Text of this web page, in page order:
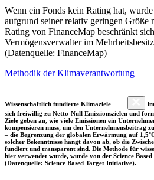
Wenn ein Fonds kein Rating hat,
aufgrund seiner relativ geringen Größe
Rating von FinanceMap beschränkt
Vermögensverwalter im
(Datenquelle: FinanceMap)
Methodik der Klimaverantwortung
Wissenschaftlich fundierte Klimaziele
sich freiwillig zu Netto-Null Emissionszielen und
Ziele geben an, wie viele Emissionen ein
kompensieren muss, um den Unternehmensbeitrag
– die Begrenzung der globalen Erwärmung auf
solcher Bekenntnisse hängt davon ab, ob die
fundiert und transparent sind. Die Methode für
hier verwendet wurde, wurde von der Science
(Datenquelle: Science Based Target Initiative).